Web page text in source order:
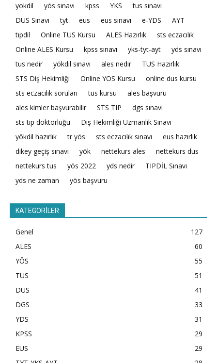
yokdil
yös sınavı kpss YKS
tus sınavı
DUS Sınavı
tyt eus eus sınavı e-YDS
AYT
tıpdil
Online TUS Kursu ALES Hazırlık
sts eczacılık
Online ALES Kursu
kpss sınavı yks-tyt-ayt
yds sınavı
tus nedir
yökdil sınavı ales nedir
TUS Hazırlık
STS Diş Hekimliği
Online YÖS Kursu
online dus kursu
sts eczacılık soruları
tus kursu
ales başvuru
ales kimler başvurabilir
STS TIP
dgs sınavı
sts tıp doktorluğu
Diş Hekimliği Uzmanlık Sınavı
yökdil hazırlık
tr yös sts eczacılık sınavı
eus hazırlık
dikey geçiş sınavı
yök nettekurs ales
nettekurs dus
nettekurs tus
yös 2022 yds nedir
TIPDİL Sınavı
yds ne zaman
yös başvuru
KATEGORİLER
Genel
127
ALES
60
YÖS
55
TUS
51
DUS
41
DGS
33
YDS
31
KPSS
29
EUS
29